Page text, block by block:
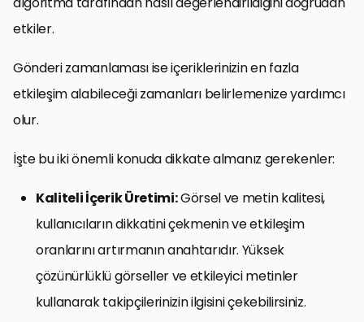
etkiler.
Gönderi zamanlaması ise içeriklerinizin en fazla
etkileşim alabileceği zamanları belirlemenize yardımcı
olur.
İşte bu iki önemli konuda dikkate almanız gerekenler:
Kaliteli İçerik Üretimi:Görsel ve metin kalitesi,
kullanıcıların dikkatini çekmenin ve etkileşim
oranlarını artırmanın anahtarıdır. Yüksek
çözünürlüklü görseller ve etkileyici metinler
kullanarak takipçilerinizin ilgisini çekebilirsiniz.